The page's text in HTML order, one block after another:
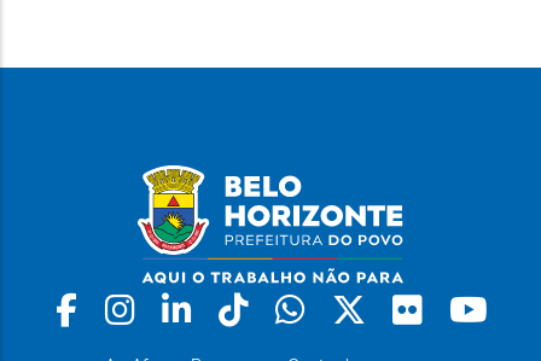
Facebook
Instagram
LinkedinTiktokWhatsapp
X Flickr